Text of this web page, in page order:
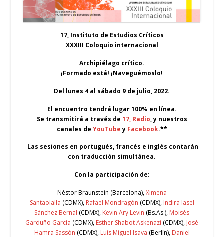
17, Instituto de Estudios Críticos
XXXIII Coloquio internacional
Archipiélago crítico.
¡Formado está! ¡Naveguémoslo!
Del lunes 4 al sábado 9 de julio, 2022.
El encuentro tendrá lugar100% en línea.
Se transmitirá a través de 17, Radio, y nuestros
canales de YouTubey Facebook.**
Las sesiones en portugués, francés e inglés contarán
con traducción simultánea.
Con la participación de:
Néstor Braunstein (Barcelona),Ximena
Santaolalla (CDMX), Rafael Mondragón (CDMX), Indira Iasel
Sánchez Bernal (CDMX), Kevin Ary Levin (Bs.As.), Moisés
Garduño García (CDMX), Esther Shabot Askenazi (CDMX), José
Hamra Sassón (CDMX), Luis Miguel Isava (Berlín), Daniel